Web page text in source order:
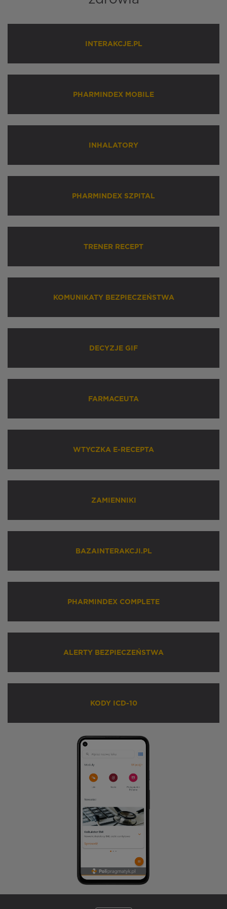
INTERAKCJE.PL
PHARMINDEX MOBILE
INHALATORY
PHARMINDEX SZPITAL
TRENER RECEPT
KOMUNIKATY BEZPIECZEŃSTWA
DECYZJE GIF
FARMACEUTA
WTYCZKA E-RECEPTA
ZAMIENNIKI
BAZAINTERAKCJI.PL
PHARMINDEX COMPLETE
ALERTY BEZPIECZEŃSTWA
KODY ICD-10